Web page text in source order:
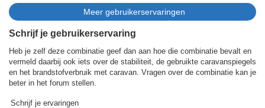
Schrijf je gebruikerservaring
Heb je zelf deze combinatie geef dan aan hoe die combinatie bevalt en
vermeld daarbij ook iets over de stabiliteit, de gebruikte caravanspiegels
en het brandstofverbruik met caravan. Vragen over de combinatie kan je
beter in het forum stellen.
Schrijf je ervaringen